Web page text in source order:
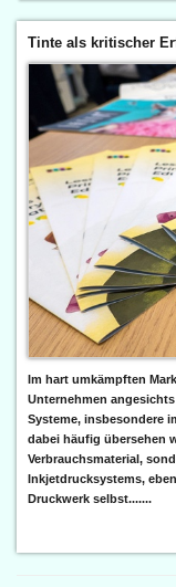
Tinte als kritischer
Im hart umkämpften
Unternehmen
Systeme, insbesondere
dabei häufig übersehen
Verbrauchsmaterial,
Inkjetdrucksystems,
Druckwerk selbst.......